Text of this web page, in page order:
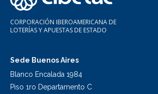
CORPORACIÓN IBEROAMERICANA DE
LOTERÍAS Y APUESTAS DE ESTADO
Sede Buenos Aires
Blanco Encalada 1984
Piso 1ro Departamento C